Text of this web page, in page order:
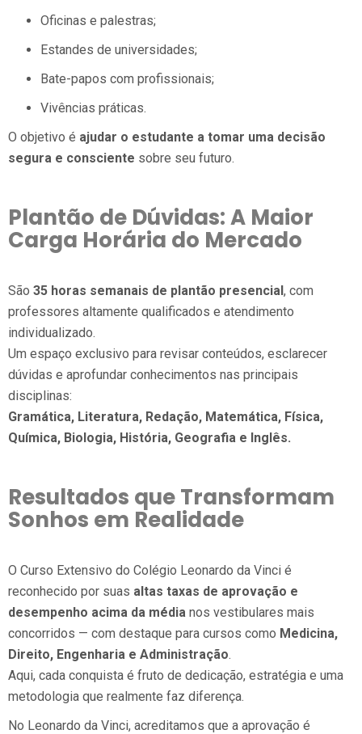
Oficinas e palestras;
Estandes de universidades;
Bate-papos com profissionais;
Vivências práticas.
O objetivo é ajudar o estudante a tomar uma decisão
segura e consciente sobre seu futuro.
Plantão de Dúvidas: A Maior
Carga Horária do Mercado
São 35 horas semanais de plantão presencial, com
professores altamente qualificados e atendimento
individualizado.
Um espaço exclusivo para revisar conteúdos, esclarecer
dúvidas e aprofundar conhecimentos nas principais
disciplinas:
Gramática, Literatura, Redação, Matemática, Física,
Química, Biologia, História, Geografia e Inglês.
Resultados que Transformam
Sonhos em Realidade
O Curso Extensivo do Colégio Leonardo da Vinci é
reconhecido por suas altas taxas de aprovação e
desempenho acima da média nos vestibulares mais
concorridos — com destaque para cursos como Medicina,
Direito, Engenharia e Administração.
Aqui, cada conquista é fruto de dedicação, estratégia e uma
metodologia que realmente faz diferença.
No Leonardo da Vinci, acreditamos que a aprovação é